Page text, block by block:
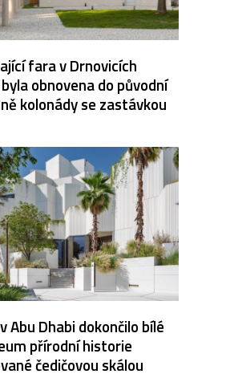
fara v Drnovicích
obnovena do původní
kolonády se zastávkou
Abu Dhabi dokončilo bílé
přírodní historie
čedičovou skálou